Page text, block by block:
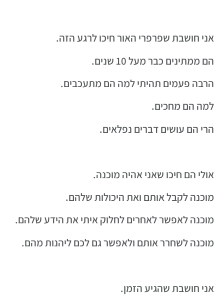
אני חושבת שפרפרי האור חיכו לרגע הזה.
הם ממתינים כבר מעל 10 שנים.
הרבה פעמים תהיתי למה הם מתעכבים.
למה הם מחכים.
הרי הם עושים דברים נפלאים.
אולי הם חיכו שאני אהיה מוכנה.
מוכנה לקבל אותם ואת היכולות שלהם.
מוכנה לאפשר לאחרים לחלוק איתי את הידע שלהם.
מוכנה לשחרר אותם ולאפשר גם לכם ליהנות מהם.
אני חושבת שהגיע הזמן.